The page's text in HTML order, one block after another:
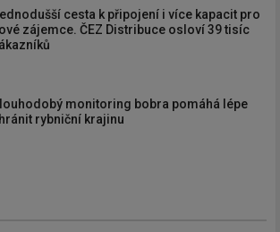
cesta k připojení i více kapacit pro
zájemce. ČEZ Distribuce osloví 39 tisíc
monitoring bobra pomáhá lépe
rybniční krajinu